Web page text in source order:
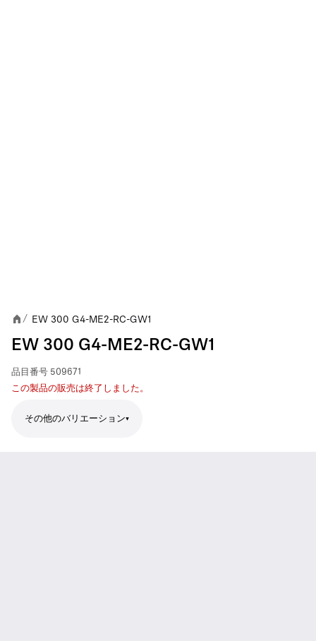
/ EW 300 G4-ME2-RC-GW1
EW 300 G4-ME2-RC-GW1
品目番号 509671
この製品の販売は終了しました。
その他のバリエーション